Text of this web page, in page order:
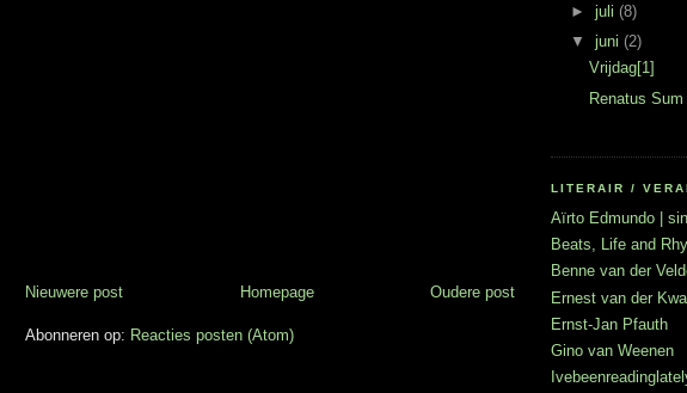
Nieuwere post Oudere post
Homepage
Abonneren op: Reacties posten (Atom)
► juli (8)
▼ juni (2)
Vrijdag[1]
Renatus Sum
LITERAIR /
Aïrto Edmundo |
Beats, Life and
Benne van der
Ernest van der
Ernst-Jan Pfauth
Gino van Weenen